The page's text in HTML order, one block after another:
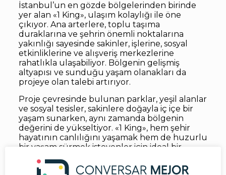
İstanbul’un en gözde bölgelerinden birinde
yer alan «1 King», ulaşım kolaylığı ile öne
çıkıyor. Ana arterlere, toplu taşıma
duraklarına ve şehrin önemli noktalarına
yakınlığı sayesinde sakinler, işlerine, sosyal
etkinliklerine ve alışveriş merkezlerine
rahatlıkla ulaşabiliyor. Bölgenin gelişmiş
altyapısı ve sunduğu yaşam olanakları da
projeye olan talebi artırıyor.
Proje çevresinde bulunan parklar, yeşil alanlar
ve sosyal tesisler, sakinlere doğayla iç içe bir
yaşam sunarken, aynı zamanda bölgenin
değerini de yükseltiyor. «1 King», hem şehir
hayatının canlılığını yaşamak hem de huzurlu
bir yaşam sürmek isteyenler için ideal bir